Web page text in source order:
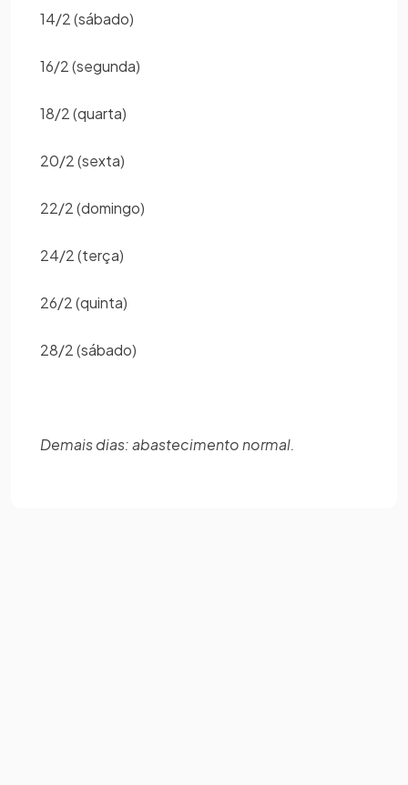
14/2 (sábado)
16/2 (segunda)
18/2 (quarta)
20/2 (sexta)
22/2 (domingo)
24/2 (terça)
26/2 (quinta)
28/2 (sábado)
Demais dias: abastecimento normal.